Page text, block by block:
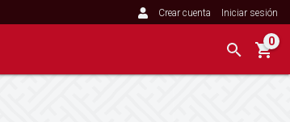
Crear cuenta Iniciar sesión
0